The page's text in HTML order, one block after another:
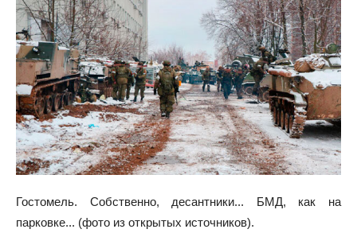
Гостомель. Собственно, десантники... БМД, как на
парковке... (фото из открытых источников).